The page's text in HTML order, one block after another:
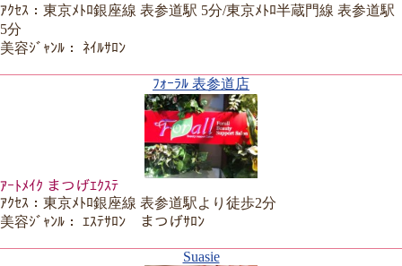
ｱｸｾｽ：東京ﾒﾄﾛ銀座線 表参道駅 5分/東京ﾒﾄﾛ半蔵門線 表参道駅
5分
美容ｼﾞｬﾝﾙ： ﾈｲﾙｻﾛﾝ
ﾌｫｰﾗﾙ 表参道店
ｱｰﾄﾒｲｸ まつげｴｸｽﾃ
ｱｸｾｽ：東京ﾒﾄﾛ銀座線 表参道駅より徒歩2分
美容ｼﾞｬﾝﾙ： ｴｽﾃｻﾛﾝ まつげｻﾛﾝ
Suasie